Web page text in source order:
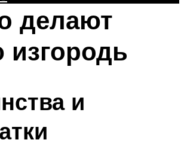
делают
и